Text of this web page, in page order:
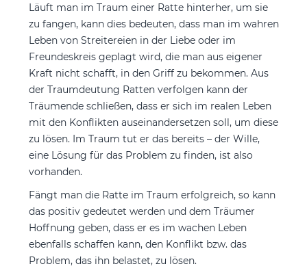
Läuft man im Traum einer Ratte hinterher, um sie
zu fangen, kann dies bedeuten, dass man im wahren
Leben von Streitereien in der Liebe oder im
Freundeskreis geplagt wird, die man aus eigener
Kraft nicht schafft, in den Griff zu bekommen. Aus
der Traumdeutung Ratten verfolgen kann der
Träumende schließen, dass er sich im realen Leben
mit den Konflikten auseinandersetzen soll, um diese
zu lösen. Im Traum tut er das bereits – der Wille,
eine Lösung für das Problem zu finden, ist also
vorhanden.
Fängt man die Ratte im Traum erfolgreich, so kann
das positiv gedeutet werden und dem Träumer
Hoffnung geben, dass er es im wachen Leben
ebenfalls schaffen kann, den Konflikt bzw. das
Problem, das ihn belastet, zu lösen.